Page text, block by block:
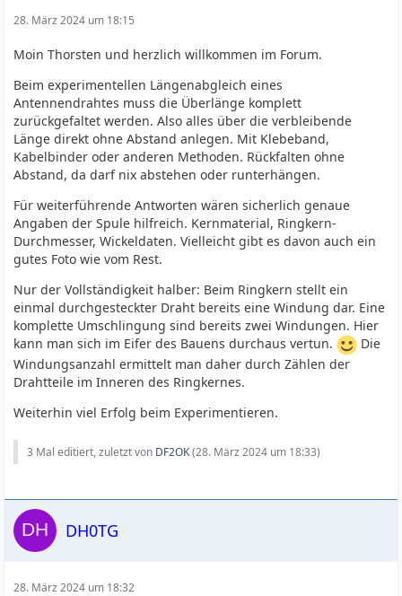
28. März 2024 um 18:15
Moin Thorsten und herzlich willkommen im Forum.
Beim experimentellen Längenabgleich eines
Antennendrahtes muss die Überlänge komplett
zurückgefaltet werden. Also alles über die verbleibende
Länge direkt ohne Abstand anlegen. Mit Klebeband,
Kabelbinder oder anderen Methoden. Rückfalten ohne
Abstand, da darf nix abstehen oder runterhängen.
Für weiterführende Antworten wären sicherlich genaue
Angaben der Spule hilfreich. Kernmaterial, Ringkern-
Durchmesser, Wickeldaten. Vielleicht gibt es davon auch ein
gutes Foto wie vom Rest.
Nur der Vollständigkeit halber: Beim Ringkern stellt ein
einmal durchgesteckter Draht bereits eine Windung dar. Eine
komplette Umschlingung sind bereits zwei Windungen. Hier
kann man sich im Eifer des Bauens durchaus vertun.
Die
Windungsanzahl ermittelt man daher durch Zählen der
Drahtteile im Inneren des Ringkernes.
Weiterhin viel Erfolg beim Experimentieren.
3 Mal editiert, zuletzt von DF2OK(28. März 2024 um 18:33)
DH0TG
28. März 2024 um 18:32